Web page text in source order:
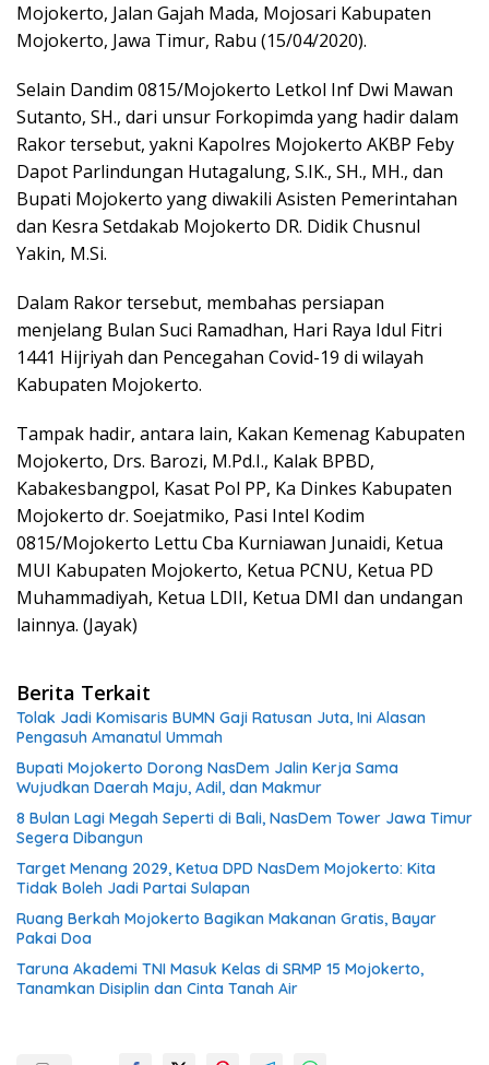
Mojokerto, Jalan Gajah Mada, Mojosari Kabupaten
Mojokerto, Jawa Timur, Rabu (15/04/2020).
Selain Dandim 0815/Mojokerto Letkol Inf Dwi Mawan
Sutanto, SH., dari unsur Forkopimda yang hadir dalam
Rakor tersebut, yakni Kapolres Mojokerto AKBP Feby
Dapot Parlindungan Hutagalung, S.IK., SH., MH., dan
Bupati Mojokerto yang diwakili Asisten Pemerintahan
dan Kesra Setdakab Mojokerto DR. Didik Chusnul
Yakin, M.Si.
Dalam Rakor tersebut, membahas persiapan
menjelang Bulan Suci Ramadhan, Hari Raya Idul Fitri
1441 Hijriyah dan Pencegahan Covid-19 di wilayah
Kabupaten Mojokerto.
Tampak hadir, antara lain, Kakan Kemenag Kabupaten
Mojokerto, Drs. Barozi, M.Pd.I., Kalak BPBD,
Kabakesbangpol, Kasat Pol PP, Ka Dinkes Kabupaten
Mojokerto dr. Soejatmiko, Pasi Intel Kodim
0815/Mojokerto Lettu Cba Kurniawan Junaidi, Ketua
MUI Kabupaten Mojokerto, Ketua PCNU, Ketua PD
Muhammadiyah, Ketua LDII, Ketua DMI dan undangan
lainnya. (Jayak)
Berita Terkait
Tolak Jadi Komisaris BUMN Gaji Ratusan Juta, Ini Alasan
Pengasuh Amanatul Ummah
Bupati Mojokerto Dorong NasDem Jalin Kerja Sama
Wujudkan Daerah Maju, Adil, dan Makmur
8 Bulan Lagi Megah Seperti di Bali, NasDem Tower Jawa Timur
Segera Dibangun
Target Menang 2029, Ketua DPD NasDem Mojokerto: Kita
Tidak Boleh Jadi Partai Sulapan
Ruang Berkah Mojokerto Bagikan Makanan Gratis, Bayar
Pakai Doa
Taruna Akademi TNI Masuk Kelas di SRMP 15 Mojokerto,
Tanamkan Disiplin dan Cinta Tanah Air